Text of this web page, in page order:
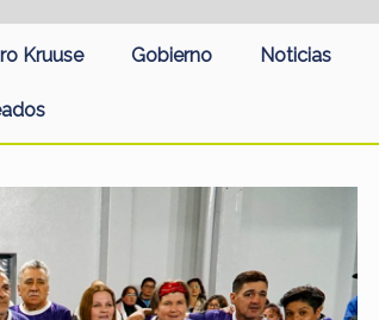
Kruuse Gobierno Noticias